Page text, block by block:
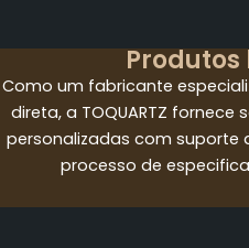
Como um fabricante
direta, a TOQUARTZ
personalizadas com suporte
processo de